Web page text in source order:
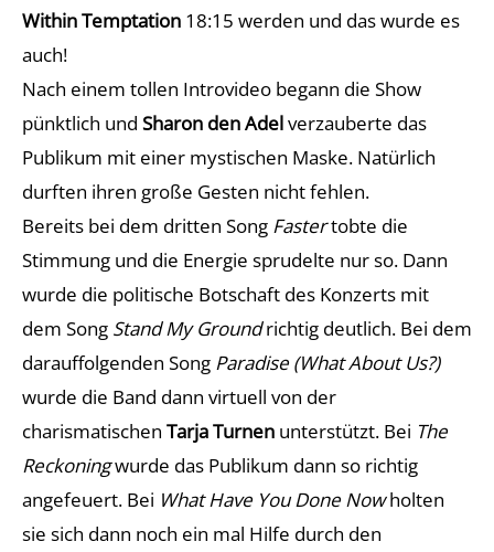
Within Temptation 18:15 werden und das wurde es
auch!
Nach einem tollen Introvideo begann die Show
pünktlich und Sharon den Adelverzauberte das
Publikum mit einer mystischen Maske. Natürlich
durften ihren große Gesten nicht fehlen.
Bereits bei dem dritten Song Fastertobte die
Stimmung und die Energie sprudelte nur so. Dann
wurde die politische Botschaft des Konzerts mit
dem Song Stand My Groundrichtig deutlich. Bei dem
darauffolgenden Song Paradise (What About Us?)
wurde die Band dann virtuell von der
charismatischen Tarja Turnen unterstützt. Bei The
Reckoningwurde das Publikum dann so richtig
angefeuert. Bei What Have You Done Nowholten
sie sich dann noch ein mal Hilfe durch den